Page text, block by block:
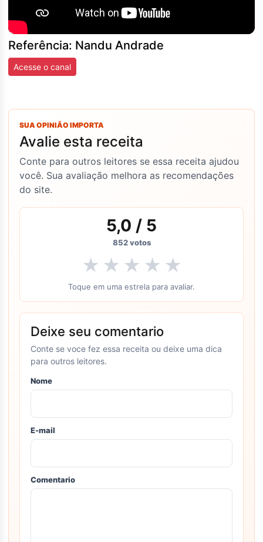
Referência: Nandu Andrade
Acesse o canal
SUA OPINIÃO IMPORTA
Avalie esta receita
Conte para outros leitores se essa receita ajudou
você. Sua avaliação melhora as recomendações
do site.
5,0 / 5
852votos
★ ★ ★ ★ ★
Toque em uma estrela para avaliar.
Deixe seu comentario
Conte se voce fez essa receita ou deixe uma dica
para outros leitores.
Nome
E-mail
Comentario